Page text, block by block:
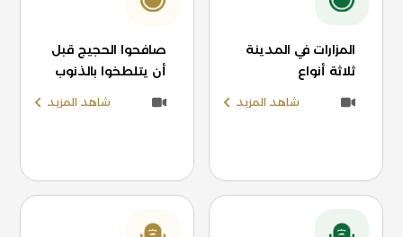
المزارات في المدينة
ثلاثة أنواع
شاهد المزيد
صافحوا الحجيج قبل
أن يتلطخوا بالذنوب
شاهد المزيد